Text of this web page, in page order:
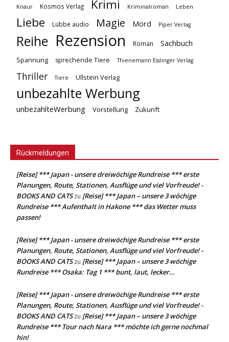
Knaur Kosmos Verlag Krimi Kriminalroman Leben
Liebe Lübbe audio Magie Mord Piper Verlag
Reihe Rezension Roman Sachbuch
Spannung sprechende Tiere Thienemann Esslinger Verlag
Thriller Tiere Ullstein Verlag
unbezahlte Werbung
unbezahlteWerbung Vorstellung Zukunft
Rückmeldungen
[Reise] *** Japan - unsere dreiwöchige Rundreise *** erste
Planungen, Route, Stationen, Ausflüge und viel Vorfreude! -
BOOKS AND CATSzu [Reise] *** Japan – unsere 3 wöchige
Rundreise *** Aufenthalt in Hakone *** das Wetter muss
passen!
[Reise] *** Japan - unsere dreiwöchige Rundreise *** erste
Planungen, Route, Stationen, Ausflüge und viel Vorfreude! -
BOOKS AND CATSzu [Reise] *** Japan – unsere 3 wöchige
Rundreise *** Osaka: Tag 1 *** bunt, laut, lecker…
[Reise] *** Japan - unsere dreiwöchige Rundreise *** erste
Planungen, Route, Stationen, Ausflüge und viel Vorfreude! -
BOOKS AND CATSzu [Reise] *** Japan – unsere 3 wöchige
Rundreise *** Tour nach Nara *** möchte ich gerne nochmal
hin!